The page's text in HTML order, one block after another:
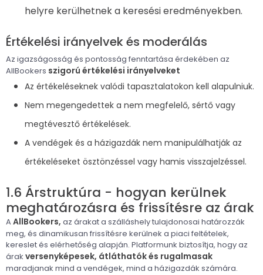
helyre kerülhetnek a keresési eredményekben.
Értékelési irányelvek és moderálás
Az igazságosság és pontosság fenntartása érdekében az
AllBookers szigorú értékelési irányelveket
Az értékeléseknek valódi tapasztalatokon kell alapulniuk.
Nem megengedettek a nem megfelelő, sértő vagy
megtévesztő értékelések.
A vendégek és a házigazdák nem manipulálhatják az
értékeléseket ösztönzéssel vagy hamis visszajelzéssel.
1.6 Árstruktúra - hogyan kerülnek
meghatározásra és frissítésre az árak
AAllBookers, az árakat a szálláshely tulajdonosai határozzák
meg, és dinamikusan frissítésre kerülnek a piaci feltételek,
kereslet és elérhetőség alapján. Platformunk biztosítja, hogy az
árak versenyképesek, átláthatók és rugalmasak
maradjanak mind a vendégek, mind a házigazdák számára.